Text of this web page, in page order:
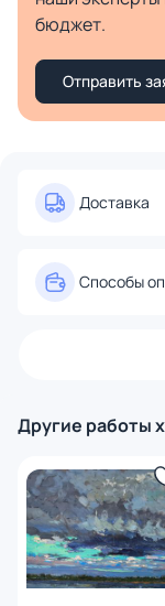
бюджет.
Отправить
Доставка
Способы
Другие работы